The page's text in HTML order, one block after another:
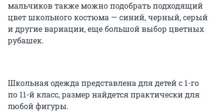
мальчиков также можно подобрать подходящий
цвет школьного костюма — синий, черный, серый
и другие вариации, еще большой выбор цветных
рубашек.
Школьная одежда представлена для детей с 1-го
по 11-й класс, размер найдется практически для
любой фигуры.